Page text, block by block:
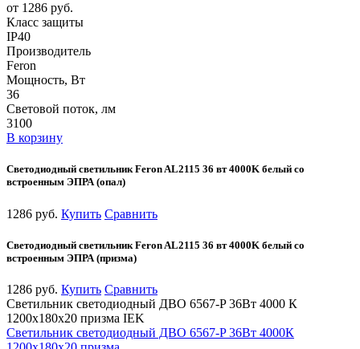
от 1286 руб.
Класс защиты
IP40
Производитель
Feron
Мощность, Вт
36
Световой поток, лм
3100
В корзину
Светодиодный светильник Feron AL2115 36 вт 4000K белый со
встроенным ЭПРА (опал)
1286 руб. Купить Сравнить
Светодиодный светильник Feron AL2115 36 вт 4000K белый со
встроенным ЭПРА (призма)
1286 руб. Купить Сравнить
Светильник светодиодный ДВО 6567-P 36Вт 4000 К
1200х180х20 призма IEK
Светильник светодиодный ДВО 6567-P 36Вт 4000К